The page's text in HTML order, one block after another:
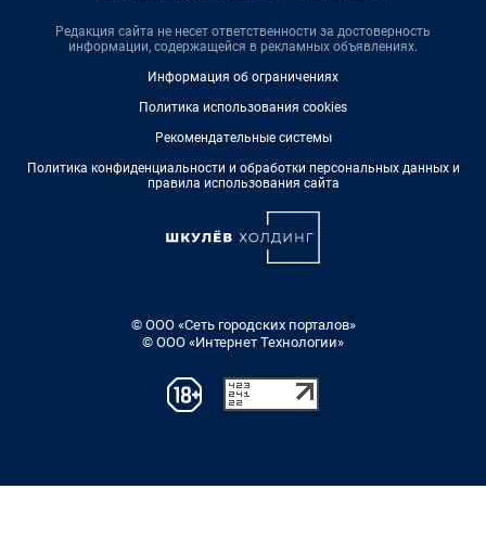
Редакция сайта не несет ответственности за достоверность
информации, содержащейся в рекламных объявлениях.
Информация об ограничениях
Политика использования cookies
Рекомендательные системы
Политика конфиденциальности и обработки персональных данных и
правила использования сайта
© ООО «Сеть городских порталов»
© ООО «Интернет Технологии»